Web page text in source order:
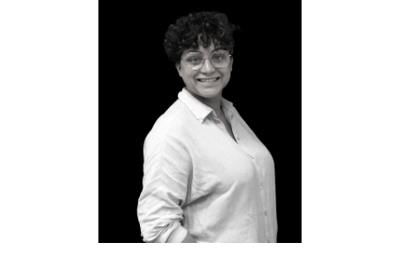
Yamina DJANTI
Notre Trésorière
Profil LinkedIn